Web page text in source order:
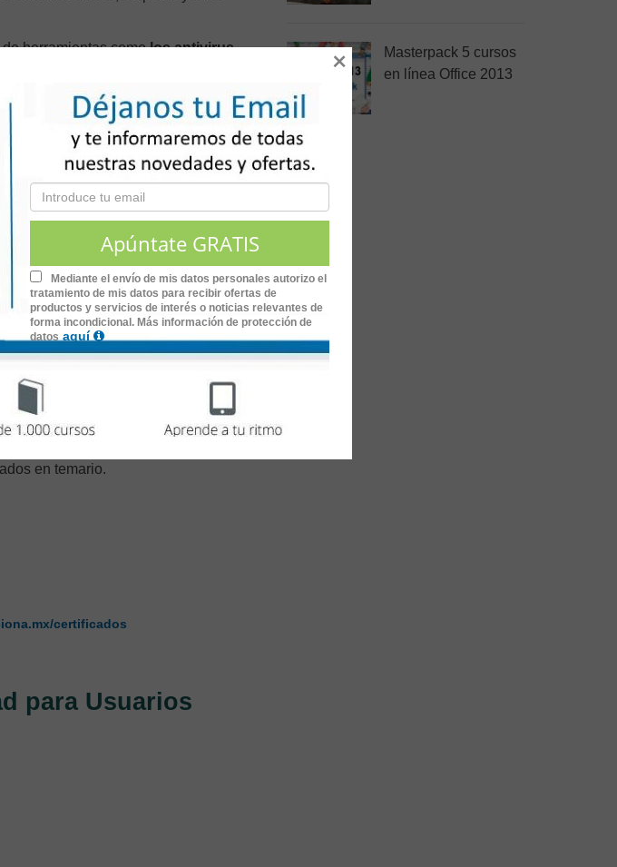
herramientas comolos antivirus,
para
semana.
en temario.
certificados
para Usuarios
Masterpack 5 cursos
en línea Office 2013
Mediante el envío de mis datos personales autorizo el
tratamiento de mis datos para recibir ofertas de
productos y servicios de interés o noticias relevantes de
forma incondicional. Más información de protección de
datos aquí
×